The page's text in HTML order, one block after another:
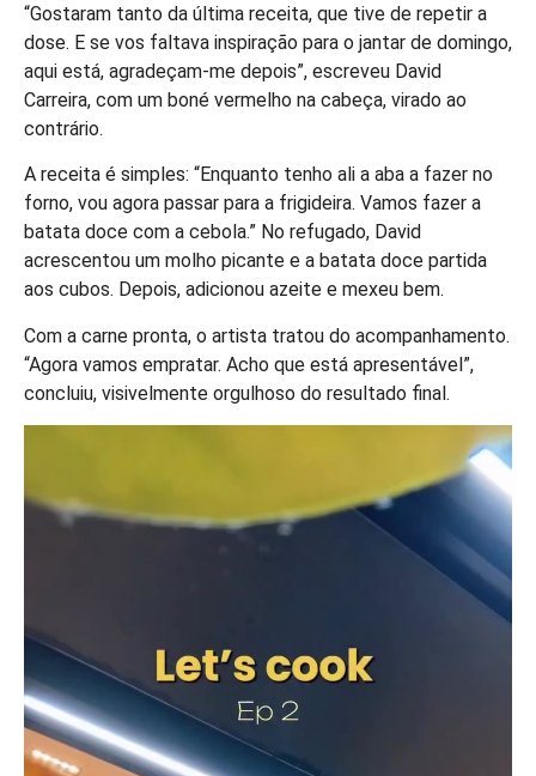
“Gostaram tanto da última receita, que tive de repetir a
dose. E se vos faltava inspiração para o jantar de domingo,
aqui está, agradeçam-me depois”, escreveu David
Carreira, com um boné vermelho na cabeça, virado ao
contrário.
A receita é simples: “Enquanto tenho ali a aba a fazer no
forno, vou agora passar para a frigideira. Vamos fazer a
batata doce com a cebola.” No refugado, David
acrescentou um molho picante e a batata doce partida
aos cubos. Depois, adicionou azeite e mexeu bem.
Com a carne pronta, o artista tratou do acompanhamento.
“Agora vamos empratar. Acho que está apresentável”,
concluiu, visivelmente orgulhoso do resultado final.